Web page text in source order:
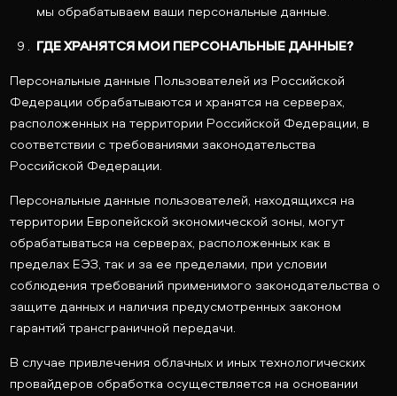
мы обрабатываем ваши персональные данные.
ГДЕ ХРАНЯТСЯ МОИ ПЕРСОНАЛЬНЫЕ ДАННЫЕ?
Персональные данные Пользователей из Российской
Федерации обрабатываются и хранятся на серверах,
расположенных на территории Российской Федерации, в
соответствии с требованиями законодательства
Российской Федерации.
Персональные данные пользователей, находящихся на
территории Европейской экономической зоны, могут
обрабатываться на серверах, расположенных как в
пределах ЕЭЗ, так и за ее пределами, при условии
соблюдения требований применимого законодательства о
защите данных и наличия предусмотренных законом
гарантий трансграничной передачи.
В случае привлечения облачных и иных технологических
провайдеров обработка осуществляется на основании